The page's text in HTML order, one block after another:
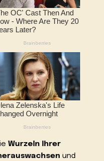
Wurzeln Ihrer
und